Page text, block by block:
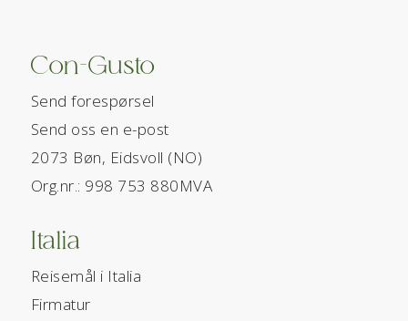
Con-Gusto
Send forespørsel
Send oss en e-post
2073 Bøn, Eidsvoll (NO)
Org.nr.: 998 753 880MVA
Italia
Reisemål i Italia
Firmatur